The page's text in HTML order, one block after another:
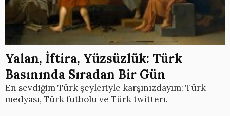
Yalan, İftira, Yüzsüzlük: Türk
Basınında Sıradan Bir Gün
En sevdiğim Türk şeyleriyle karşınızdayım: Türk
medyası, Türk futbolu ve Türk twitterı.